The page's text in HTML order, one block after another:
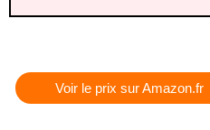
Voir le prix sur Amazon.fr